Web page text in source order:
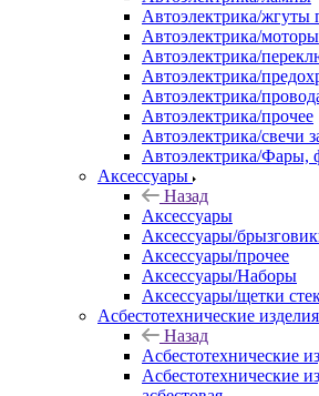
Автоэлектрика/жгуты
Автоэлектрика/моторы
Автоэлектрика/
Автоэлектрика/
Автоэлектрика/
Автоэлектрика/прочее
Автоэлектрика/свечи
Автоэлектрика/Фары,
Аксессуары
Назад
Аксессуары
Аксессуары/
Аксессуары/прочее
Аксессуары/Наборы
Аксессуары/щетки
Асбестотехнические изделия
Назад
Асбестотехнические
Асбестотехнические